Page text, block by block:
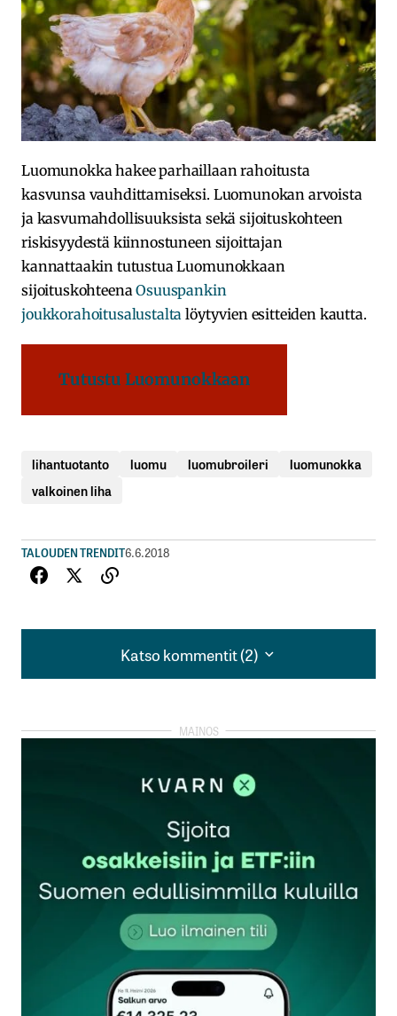
Luomunokka hakee parhaillaan rahoitusta
kasvunsa vauhdittamiseksi. Luomunokan arvoista
ja kasvumahdollisuuksista sekä sijoituskohteen
riskisyydestä kiinnostuneen sijoittajan
kannattaakin tutustua Luomunokkaan
sijoituskohteenaOsuuspankin
joukkorahoitusalustalta löytyvien esitteiden kautta.
Tutustu Luomunokkaan
lihantuotanto luomu luomubroileri
luomunokka
valkoinen liha
TALOUDEN TRENDIT6.6.2018
Katso kommentit (2)
Katso kommentit (2)
vuosittain.”
Miksei sanota täsmällistä määrää? Tuo ilmaisu
Tuollainen ilmaisu on kuluttajan – ja myös
potentiaalisen investoijan – harhaanjohtamista.
Heikki Jokipii
10.6.2018 at 13:10